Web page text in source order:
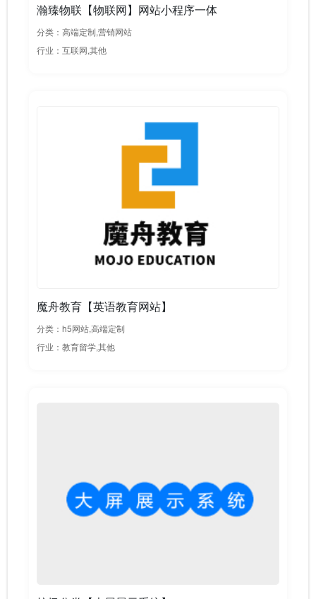
瀚臻物联【物联网】网站小程序一体
分类：高端定制,营销网站
行业：互联网,其他
魔舟教育【英语教育网站】
分类：h5网站,高端定制
行业：教育留学,其他